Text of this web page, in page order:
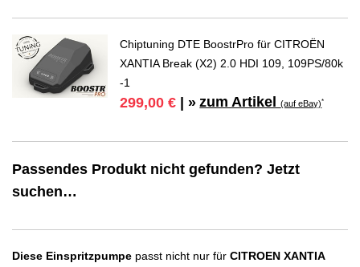
Chiptuning DTE BoostrPro für CITROËN
XANTIA Break (X2) 2.0 HDI 109, 109PS/80k
-1
299,00 € | » zum Artikel(auf eBay)*
Passendes Produkt nicht gefunden? Jetzt
suchen…
Diese Einspritzpumpe passt nicht nur für CITROEN XANTIA